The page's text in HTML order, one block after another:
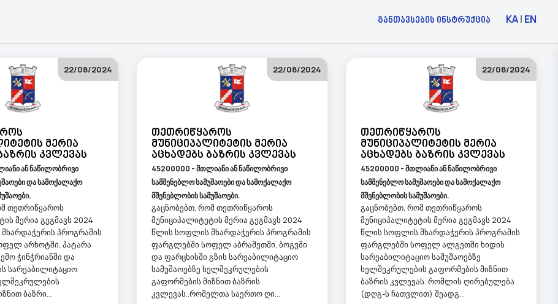
განთავსების ინსტრუქცია KA| EN
Მერია
Კვლევას
ან ნაწილობრივი
და სამოქალაქო
22/08/2024
თეთრიწყაროს
მერია გეგმავს 2024
პროგრამის
არხოტში, პატარა
ჭინჭრიანში და
სარეაბილიტაციო
ბაზრი...
Თეთრიწყაროს
Მუნიციპალიტეტის Მერია
Აცხადებს Ბაზრის Კვლევას
45200000 - მთლიანი ან ნაწილობრივი
სამშენებლო სამუშაოები და სამოქალაქო
მშენებლობის სამუშაოები.
22/08/2024
გაცნობებთ, რომ თეთრიწყაროს
მუნიციპალიტეტის მერია გეგმავს 2024
წლის სოფლის მხარდაჭერის პროგრამის
ფარგლებში სოფელ აბრამეთში, ბოგვში
და ფარცხისში გზის სარეაბილიტაციო
სამუშაოებზე ხელშეკრულების
გაფორმების მიზნით ბაზრის
კვლევას..რომელთა საერთო ღი...
Თეთრიწყაროს
Მუნიციპალიტეტის Მერია
Აცხადებს Ბაზრის Კვლევას
45200000 - მთლიანი ან ნაწილობრივი
სამშენებლო სამუშაოები და სამოქალაქო
მშენებლობის სამუშაოები.
22/08/2024
გაცნობებთ, რომ თეთრიწყაროს
მუნიციპალიტეტის მერია გეგმავს 2024
წლის სოფლის მხარდაჭერის პროგრამის
ფარგლებში სოფელ ალგეთში ხიდის
სარეაბილიტაციო სამუშაოებზე
ხელშეკრულების გაფორმების მიზნით
ბაზრის კვლევას..რომლის ღირებულება
(დღგ-ს ჩათვლით) შეადგ...